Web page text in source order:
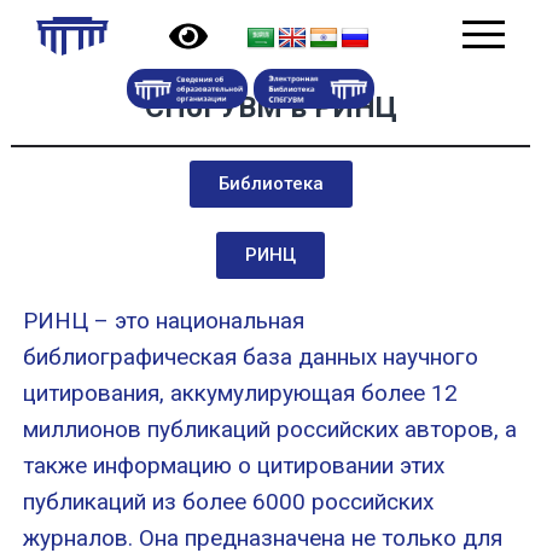
СПбГУВМ в РИНЦ
Библиотека
РИНЦ
РИНЦ – это национальная
библиографическая база данных научного
цитирования, аккумулирующая более 12
миллионов публикаций российских авторов, а
также информацию о цитировании этих
публикаций из более 6000 российских
журналов. Она предназначена не только для